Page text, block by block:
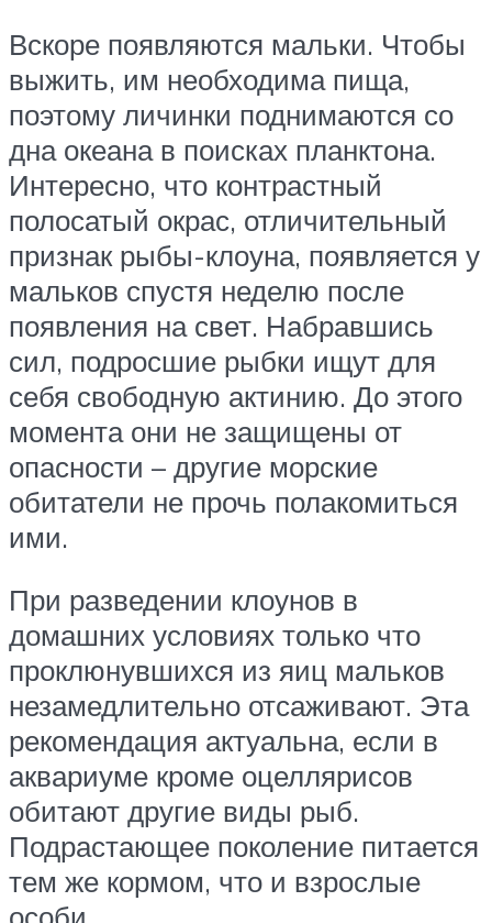
Вскоре появляются мальки. Чтобы
выжить, им необходима пища,
поэтому личинки поднимаются со
дна океана в поисках планктона.
Интересно, что контрастный
полосатый окрас, отличительный
признак рыбы-клоуна, появляется у
мальков спустя неделю после
появления на свет. Набравшись
сил, подросшие рыбки ищут для
себя свободную актинию. До этого
момента они не защищены от
опасности – другие морские
обитатели не прочь полакомиться
ими.
При разведении клоунов в
домашних условиях только что
проклюнувшихся из яиц мальков
незамедлительно отсаживают. Эта
рекомендация актуальна, если в
аквариуме кроме оцеллярисов
обитают другие виды рыб.
Подрастающее поколение питается
тем же кормом, что и взрослые